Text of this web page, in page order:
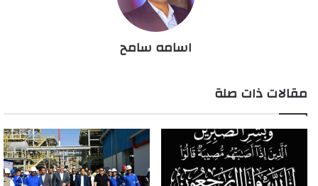
اسامه سامح
مقالات ذات صلة